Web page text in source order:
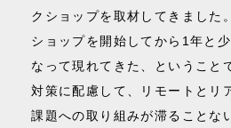
クショップを取材してきました
ショップを開始してから1年と
なって現れてきた、ということ
対策に配慮して、リモートとリ
課題への取り組みが滞ることな